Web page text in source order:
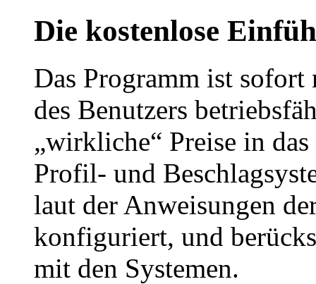
Die kostenlose
Das Programm ist
des Benutzers
„wirkliche“ Preise in
Profil- und
laut der Anweisungen
konfiguriert, und
mit den Systemen.